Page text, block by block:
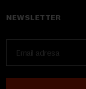
NEWSLETTER